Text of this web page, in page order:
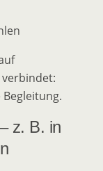
verbindet:
z. B. in